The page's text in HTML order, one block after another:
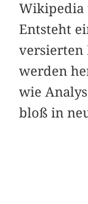
Wikipedia
Entsteht
versierten
werden
wie
bloß in